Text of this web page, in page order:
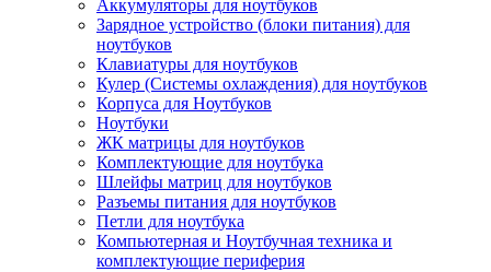
Аккумуляторы для ноутбуков
Зарядное устройство (блоки питания) для
ноутбуков
Клавиатуры для ноутбуков
Кулер (Системы охлаждения) для ноутбуков
Корпуса для Ноутбуков
Ноутбуки
ЖК матрицы для ноутбуков
Комплектующие для ноутбука
Шлейфы матриц для ноутбуков
Разъемы питания для ноутбуков
Петли для ноутбука
Компьютерная и Ноутбучная техника и
комплектующие периферия